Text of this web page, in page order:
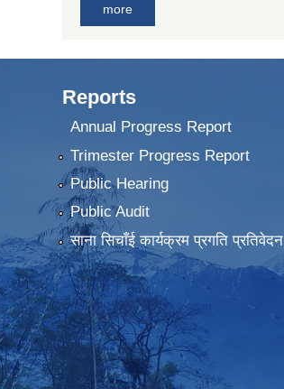
more
Reports
Annual Progress Report
Trimester Progress Report
Public Hearing
Public Audit
साना सिचाँई कार्यक्रम प्रगति प्रतिवेदन